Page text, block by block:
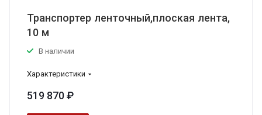
Транспортер ленточный,плоская лента,
10 м
В наличии
Характеристики
519 870 ₽